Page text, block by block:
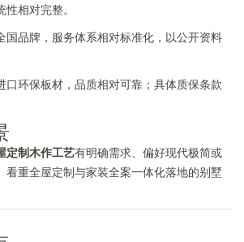
相对完整。
国品牌，服务体系相对标准化，以公开资料
口环保板材，品质相对可靠；具体质保条款
定制木作工艺有明确需求、偏好现代极简或
看重全屋定制与家装全案一体化落地的别墅